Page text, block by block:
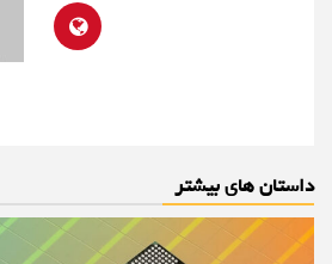
داستان های بیشتر